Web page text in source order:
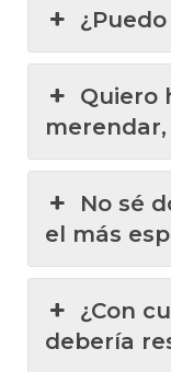
Quiero
merendar,
No sé
el más
¿Con
debería